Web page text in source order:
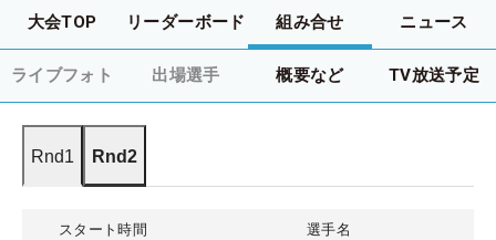
大会TOP リーダーボード 組み合せ ニュース
ライブフォト 出場選手 概要など TV放送予定
Rnd1 Rnd2
スタート時間 選手名